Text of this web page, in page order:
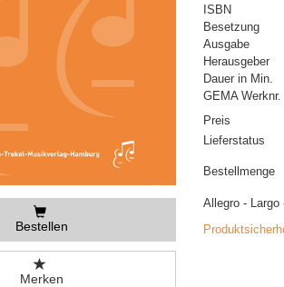
Bestellen
Merken
ISBN
Besetzung
Ausgabe
Herausgeber
Dauer in Min.
GEMA Werknr.
Preis
Lieferstatus
Bestellmenge
Allegro - Largo